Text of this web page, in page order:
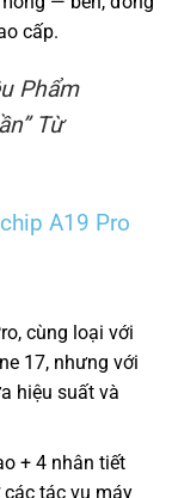
cấp.
Phẩm
Từ
A19 Pro
cùng loại với
17, nhưng với
hiệu suất và
+ 4 nhân tiết
các tác vụ máy